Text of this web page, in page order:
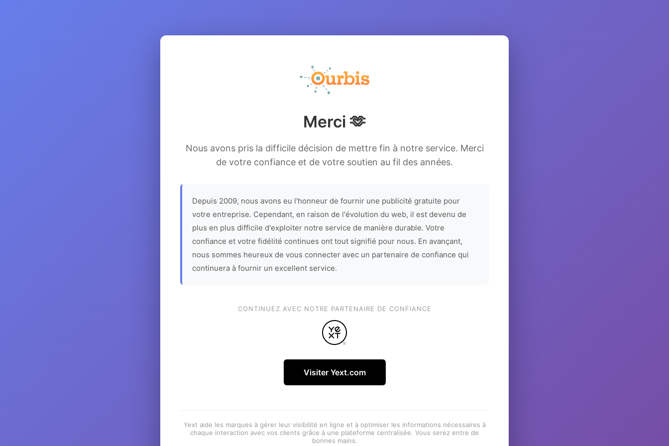
Merci 🫶
Nous avons pris la difficile décision de mettre fin à notre service. Merci
de votre confiance et de votre soutien au fil des années.
Depuis 2009, nous avons eu l'honneur de fournir une publicité gratuite pour
votre entreprise. Cependant, en raison de l'évolution du web, il est devenu de
plus en plus difficile d'exploiter notre service de manière durable. Votre
confiance et votre fidélité continues ont tout signifié pour nous. En avançant,
nous sommes heureux de vous connecter avec un partenaire de confiance qui
continuera à fournir un excellent service.
CONTINUEZ AVEC NOTRE PARTENAIRE DE CONFIANCE
Visiter Yext.com
Yext aide les marques à gérer leur visibilité en ligne et à optimiser les informations nécessaires à
chaque interaction avec vos clients grâce à une plateforme centralisée. Vous serez entre de
bonnes mains.